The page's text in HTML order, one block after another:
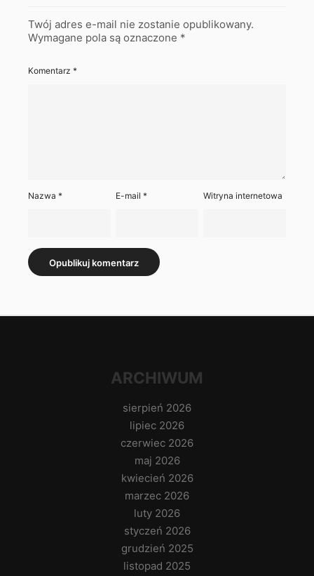
Twój adres e-mail nie zostanie opublikowany.
Wymagane pola są oznaczone *
Komentarz *
Nazwa * E-mail* Witryna internetowa
ARCHIWUM
sierpień 2026
lipiec 2026
czerwiec 2026
maj 2026
kwiecień 2026
marzec 2026
luty 2026
styczeń 2026
grudzień 2025
listopad 2025